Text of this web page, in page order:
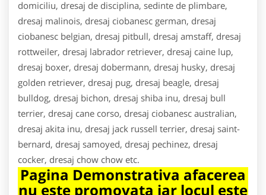
domiciliu, dresaj de disciplina, sedinte de plimbare,
dresaj malinois, dresaj ciobanesc german, dresaj
ciobanesc belgian, dresaj pitbull, dresaj amstaff, dresaj
rottweiler, dresaj labrador retriever, dresaj caine lup,
dresaj boxer, dresaj dobermann, dresaj husky, dresaj
golden retriever, dresaj pug, dresaj beagle, dresaj
bulldog, dresaj bichon, dresaj shiba inu, dresaj bull
terrier, dresaj cane corso, dresaj ciobanesc australian,
dresaj akita inu, dresaj jack russell terrier, dresaj saint-
bernard, dresaj samoyed, dresaj pechinez, dresaj
cocker, dresaj chow chow etc.
Pagina Demonstrativa afacerea
nu este promovata iar locul este